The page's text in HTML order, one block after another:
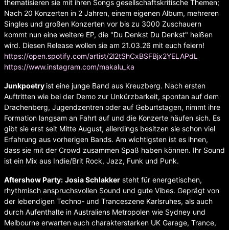
thematisieren sie mit ihren Songs gesellschaftskritische Themen;
Nach 20 Konzerten in 2 Jahren, einem eigenen Album, mehreren
Singles und großen Konzerten vor bis zu 3000 Zuschauern
kommt nun eine weitere EP, die "Du Denkst Du Denkst" heißen
wird. Diesen Release wollen sie am 21.03.26 mit euch feiern!
https://open.spotify.com/artist/2l2tShCxBSFBjx2YELAPdL
https://www.instagram.com/makalu_ka
Junkpoetry ist eine junge Band aus Kreuzberg. Nach ersten
Auftritten wie bei der Demo zur Unkürzbarkeit, spontan auf dem
Drachenberg, Jugendzentren oder auf Geburtstagen, nimmt ihre
Formation langsam an Fahrt auf und die Konzerte häufen sich. Es
gibt sie erst seit Mitte August, allerdings besitzen sie schon viel
Erfahrung aus vorherigen Bands. Am wichtigsten ist es ihnen,
dass sie mit der Crowd zusammen Spaß haben können. Ihr Sound
ist ein Mix aus Indie/Brit Rock, Jazz, Funk und Punk.
Aftershow Party: Josia Schlakker steht für energetischen,
rhythmisch anspruchsvollen Sound und gute Vibes. Geprägt von
der lebendigen Techno- und Tranceszene Karlsruhes, als auch
durch Aufenthalte in Australiens Metropolen wie Sydney und
Melbourne erwarten euch charakterstarken UK Garage, Trance,